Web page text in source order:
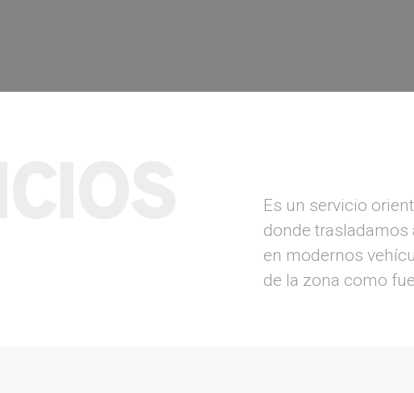
Es un servicio
donde trasladamos
en modernos
de la zona como